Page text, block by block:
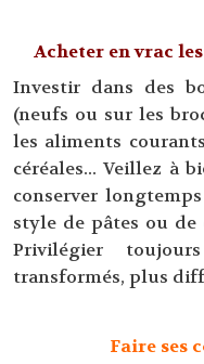
Acheter en vrac
Investir dans des
(neufs ou sur les
les aliments
céréales... Veillez à
conserver
style de pâtes ou de
Privilégier
transformés, plus
Faire ses